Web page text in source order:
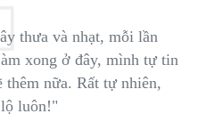
thưa và nhạt, mỗi lần
xong ở đây, mình tự tin
thêm nữa. Rất tự nhiên,
luôn!"